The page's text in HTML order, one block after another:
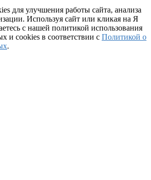
для улучшения работы сайта, анализа
Используя сайт или кликая на Я
с нашей политикой использования
и cookies в соответствии с Политикой о
.